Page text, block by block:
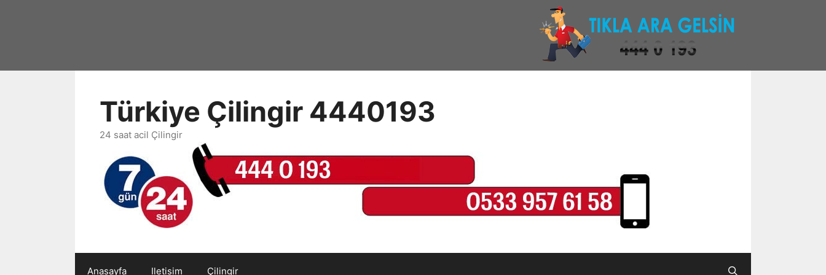
Türkiye Çilingir 4440193
24 saat acil Çilingir
Anasayfa Iletisim Çilingir